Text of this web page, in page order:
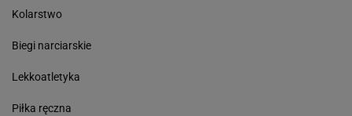
Kolarstwo
Biegi narciarskie
Lekkoatletyka
Piłka ręczna